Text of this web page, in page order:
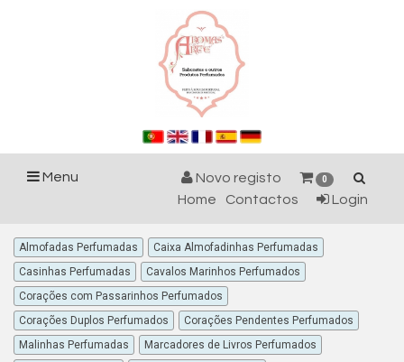
Menu 0
Novo registo
Login
Contactos
Home
Almofadas Perfumadas
Caixa Almofadinhas Perfumadas
Casinhas Perfumadas
Cavalos Marinhos Perfumados
Corações com Passarinhos Perfumados
Corações Duplos Perfumados
Corações Pendentes Perfumados
Malinhas Perfumadas
Marcadores de Livros Perfumados